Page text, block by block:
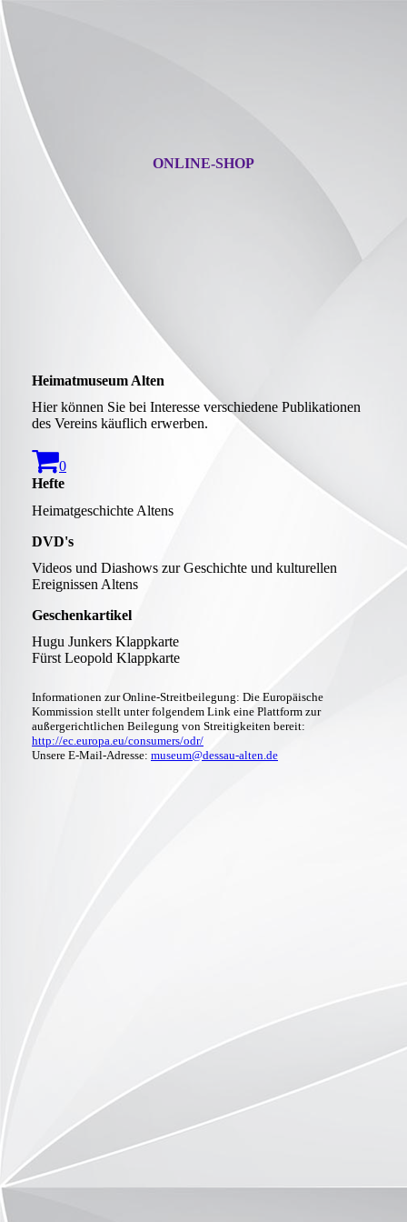
ONLINE-SHOP
Heimatmuseum Alten
Hier können Sie bei Interesse verschiedene Publikationen
des Vereins käuflich erwerben.
0
Hefte
Heimatgeschichte Altens
DVD's
Videos und Diashows zur Geschichte und kulturellen
Ereignissen Altens
Geschenkartikel
Hugu Junkers Klappkarte
Fürst Leopold Klappkarte
Informationen zur Online-Streitbeilegung: Die Europäische
Kommission stellt unter folgendem Link eine Plattform zur
außergerichtlichen Beilegung von Streitigkeiten bereit:
http://ec.europa.eu/consumers/odr/
Unsere E-Mail-Adresse: museum@dessau-alten.de